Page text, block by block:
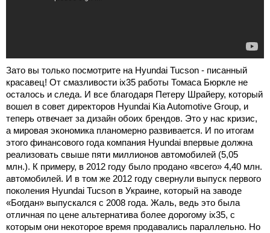
Зато вы только посмотрите на Hyundai Tucson - писанный
красавец! От смазливости ix35 работы Томаса Бюркле не
осталось и следа. И все благодаря Петеру Шрайеру, который
вошел в совет директоров Hyundai Kia Automotive Group, и
теперь отвечает за дизайн обоих брендов. Это у нас кризис,
а мировая экономика планомерно развивается. И по итогам
этого финансового года компания Hyundai впервые должна
реализовать свыше пяти миллионов автомобилей (5,05
млн.). К примеру, в 2012 году было продано «всего» 4,40 млн.
автомобилей. И в том же 2012 году свернули выпуск первого
поколения Hyundai Tucson в Украине, который на заводе
«Богдан» выпускался с 2008 года. Жаль, ведь это была
отличная по цене альтернатива более дорогому ix35, с
которым они некоторое время продавались параллельно. Но